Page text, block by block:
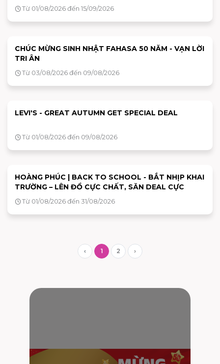
Từ 01/08/2026 đến 15/09/2026
CHÚC MỪNG SINH NHẬT FAHASA 50 NĂM - VẠN LỜI
TRI ÂN
Từ 03/08/2026 đến 09/08/2026
LEVI'S - GREAT AUTUMN GET SPECIAL DEAL
Từ 01/08/2026 đến 09/08/2026
HOÀNG PHÚC | BACK TO SCHOOL - BẮT NHỊP KHAI
TRƯỜNG – LÊN ĐỒ CỰC CHẤT, SĂN DEAL CỰC
Từ 01/08/2026 đến 31/08/2026
‹ 1 2 ›